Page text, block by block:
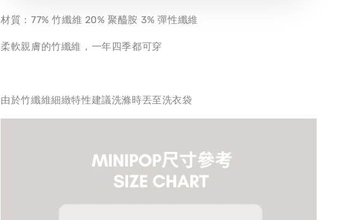
材質：77% 竹纖維 20% 聚醯胺 3% 彈性纖維
柔軟親膚的竹纖維，一年四季都可穿
由於竹纖維細緻特性建議洗滌時丟至洗衣袋